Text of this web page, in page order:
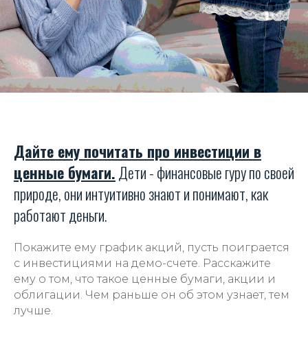
Дайте ему почитать про инвестиции в
ценные бумаги.Дети - финансовые гуру по своей
природе, они интуитивно знают и понимают, как
работают деньги.
Покажите ему график акций, пусть поиграется
с инвестициями на демо-счете. Расскажите
ему о том, что такое ценные бумаги, акции и
облигации. Чем раньше он об этом узнает, тем
лучше.